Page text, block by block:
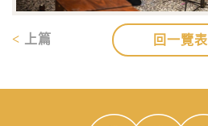
回一覽表
上篇